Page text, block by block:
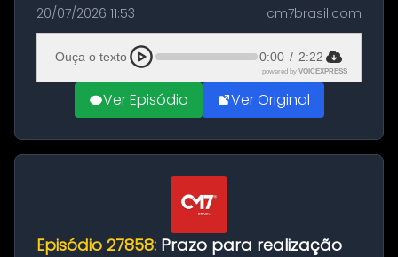
A suspensão programada ocorrerá para a
execução de serviços de manuten...
20/07/2026 11:53 cm7brasil.com
Ouça o texto 0:00 / 2:22
powered by VOICEXPRESS
Ver Episódio Ver Original
Episódio 27858: Prazo para realização